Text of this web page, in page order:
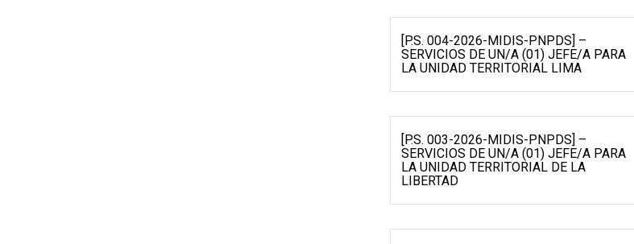
[P.S. 004-2026-MIDIS-PNPDS] –
SERVICIOS DE UN/A (01) JEFE/A PARA
LA UNIDAD TERRITORIAL LIMA
[P.S. 003-2026-MIDIS-PNPDS] –
SERVICIOS DE UN/A (01) JEFE/A PARA
LA UNIDAD TERRITORIAL DE LA
LIBERTAD